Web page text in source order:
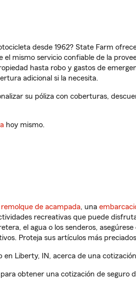
desde 1962? State Farm
mismo servicio confiable de la
hasta robo y gastos de
adicional si la necesita.
su póliza con coberturas,
hoy mismo.
remolque de acampada, una
recreativas que puede
el agua o los senderos,
Proteja sus artículos más
Liberty, IN, acerca de una
para obtener una cotización de seguro